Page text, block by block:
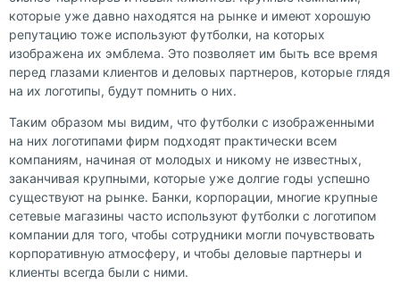
которые уже давно находятся на рынке и имеют хорошую
репутацию тоже используют футболки, на которых
изображена их эмблема. Это позволяет им быть все время
перед глазами клиентов и деловых партнеров, которые глядя
на их логотипы, будут помнить о них.
Таким образом мы видим, что футболки с изображенными
на них логотипами фирм подходят практически всем
компаниям, начиная от молодых и никому не известных,
заканчивая крупными, которые уже долгие годы успешно
существуют на рынке. Банки, корпорации, многие крупные
сетевые магазины часто используют футболки с логотипом
компании для того, чтобы сотрудники могли почувствовать
корпоративную атмосферу, и чтобы деловые партнеры и
клиенты всегда были с ними.